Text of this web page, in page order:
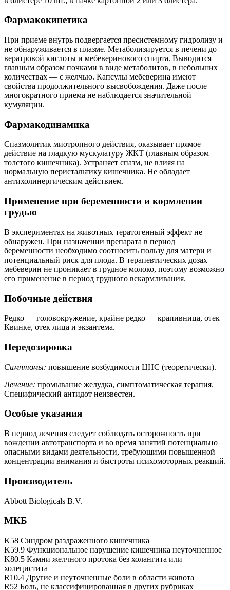
Фармакокинетика
При приеме внутрь подвергается пресистемному гидролизу и
не обнаруживается в плазме. Метаболизируется в печени до
вератровой кислоты и мебеверинового спирта. Выводится
главным образом почками в виде метаболитов, в небольших
количествах — с желчью. Капсулы мебеверина имеют
свойства продолжительного высвобождения. Даже после
многократного приема не наблюдается значительной
кумуляции.
Фармакодинамика
Спазмолитик миотропного действия, оказывает прямое
действие на гладкую мускулатуру ЖКТ (главным образом
толстого кишечника). Устраняет спазм, не влияя на
нормальную перистальтику кишечника. Не обладает
антихолинергическим действием.
Применение при беременности и кормлении
грудью
В экспериментах на животных тератогенный эффект не
обнаружен. При назначении препарата в период
беременности необходимо соотносить пользу для матери и
потенциальный риск для плода. В терапевтических дозах
мебеверин не проникает в грудное молоко, поэтому возможно
его применение в период грудного вскармливания.
Побочные действия
Редко — головокружение, крайне редко — крапивница, отек
Квинке, отек лица и экзантема.
Передозировка
Симптомы: повышение возбудимости ЦНС (теоретически).
Лечение: промывание желудка, симптоматическая терапия.
Специфический антидот неизвестен.
Особые указания
В период лечения следует соблюдать осторожность при
вождении автотранспорта и во время занятий потенциально
опасными видами деятельности, требующими повышенной
концентрации внимания и быстроты психомоторных реакций.
Производитель
Abbott Biologicals B.V.
МКБ
K58 Синдром раздраженного кишечника
K59.9 Функциональное нарушение кишечника неуточненное
K80.5 Камни желчного протока без холангита или
холецистита
R10.4 Другие и неуточненные боли в области живота
R52 Боль, не классифицированная в других рубриках